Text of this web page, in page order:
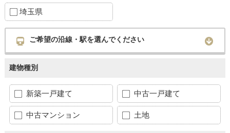
埼玉県
ご希望の沿線・駅を選んでください
建物種別
新築一戸建て 中古一戸建て
中古マンション 土地